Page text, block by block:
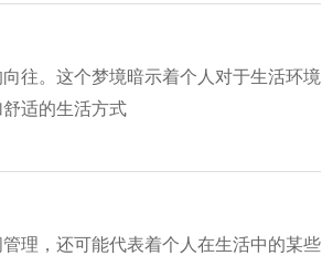
往。这个梦境暗示着个人对于生活环境
适的生活方式
理，还可能代表着个人在生活中的某些